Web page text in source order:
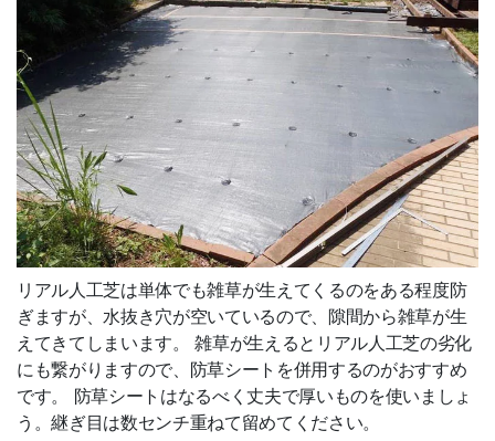
リアル人工芝は単体でも雑草が生えてくるのをある程度防
ぎますが、水抜き穴が空いているので、隙間から雑草が生
えてきてしまいます。 雑草が生えるとリアル人工芝の劣化
にも繋がりますので、防草シートを併用するのがおすすめ
です。 防草シートはなるべく丈夫で厚いものを使いましょ
う。継ぎ目は数センチ重ねて留めてください。